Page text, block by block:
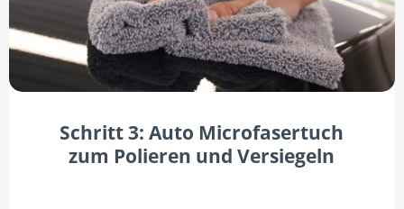
Schritt 3: Auto Microfasertuch
zum Polieren und Versiegeln